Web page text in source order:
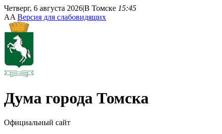
Четверг, 6 августа 2026|В Томске 15:45
AA Версия для слабовидящих
Дума города Томска
Официальный сайт